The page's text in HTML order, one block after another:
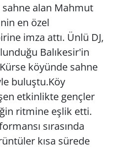
alan Mahmut
en özel
imza attı. Ünlü DJ,
Balıkesir'in
köyünde sahne
buluştu.Köy
etkinlikte gençler
ritmine eşlik etti.
sırasında
kısa sürede